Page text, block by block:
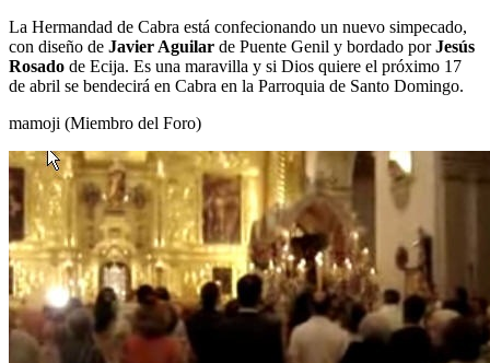
La Hermandad de Cabra está confecionando un nuevo simpecado,
con diseño de Javier Aguilar de Puente Genil y bordado porJesús
Rosado de Ecija. Es una maravilla y si Dios quiere el próximo 17
de abril se bendecirá en Cabra en la Parroquia de Santo Domingo.
mamoji (Miembro del Foro)
¿Cuándo se construyó la primera ermita?
El traslado cada siete años
¿Cuales son los actos principales que se celebran en el
Quiero hacer el camino,¿que tengo que hacer?
En el Rocío, ¿dónde me alojo?